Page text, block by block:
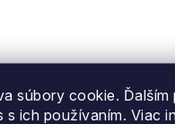
súbory cookie.
s ich používaním. Viac